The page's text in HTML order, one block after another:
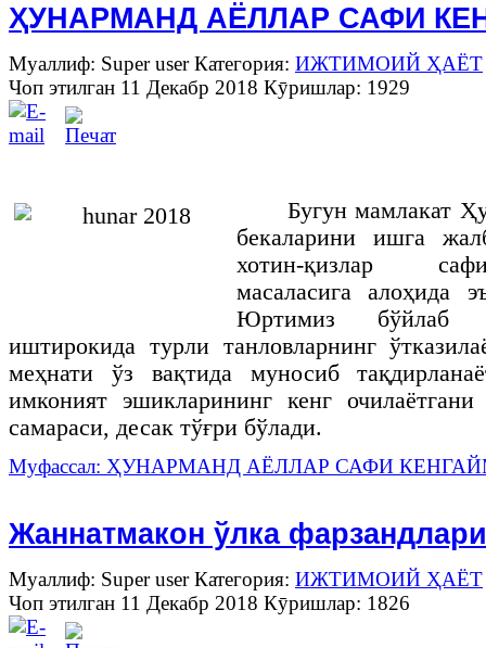
ҲУНАРМАНД АЁЛЛАР САФИ
Муаллиф: Super userКатегория: ИЖТИМОИЙ ҲАЁТ
Чоп этилган 11 Декабр 2018 Кӯришлар: 1929
Бугун мамлакат
бекаларини ишга
хотин-қизлар
масаласига алоҳида
Юртимиз бўйлаб
иштирокида турли танловларнинг
меҳнати ўз вақтида муносиб
имконият эшикларининг кенг
самараси, десак тўғри бўлади.
Муфассал: ҲУНАРМАНД АЁЛЛАР САФИ
Жаннатмакон ўлка
Муаллиф: Super userКатегория: ИЖТИМОИЙ ҲАЁТ
Чоп этилган 11 Декабр 2018 Кӯришлар: 1826